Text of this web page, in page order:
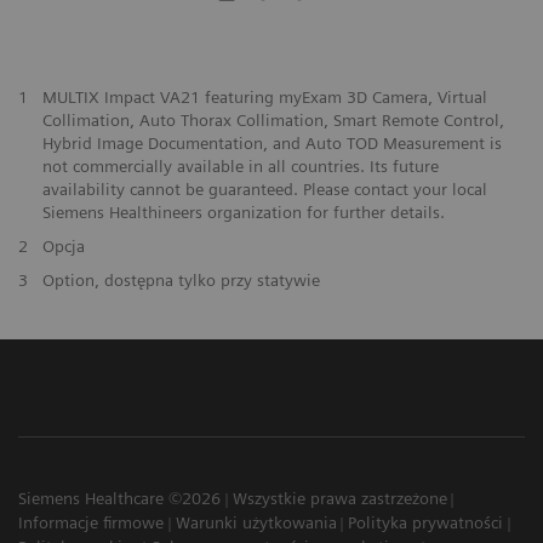
1
MULTIX Impact VA21 featuring myExam 3D Camera, Virtual
Collimation, Auto Thorax Collimation, Smart Remote Control,
Hybrid Image Documentation, and Auto TOD Measurement is
not commercially available in all countries. Its future
availability cannot be guaranteed. Please contact your local
Siemens Healthineers organization for further details.
2
Opcja
3
Option, dostępna tylko przy statywie
Siemens Healthcare ©2026
Wszystkie prawa zastrzeżone
Informacje firmowe
Warunki użytkowania
Polityka prywatności